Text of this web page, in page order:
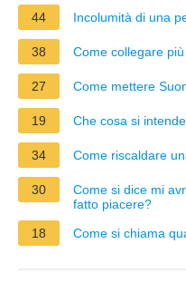
44 Incolumità di una
38 Come collegare
27 Come mettere
19 Che cosa si
34 Come riscaldare
30
Come si dice mi
fatto piacere?
18
Come si chiama